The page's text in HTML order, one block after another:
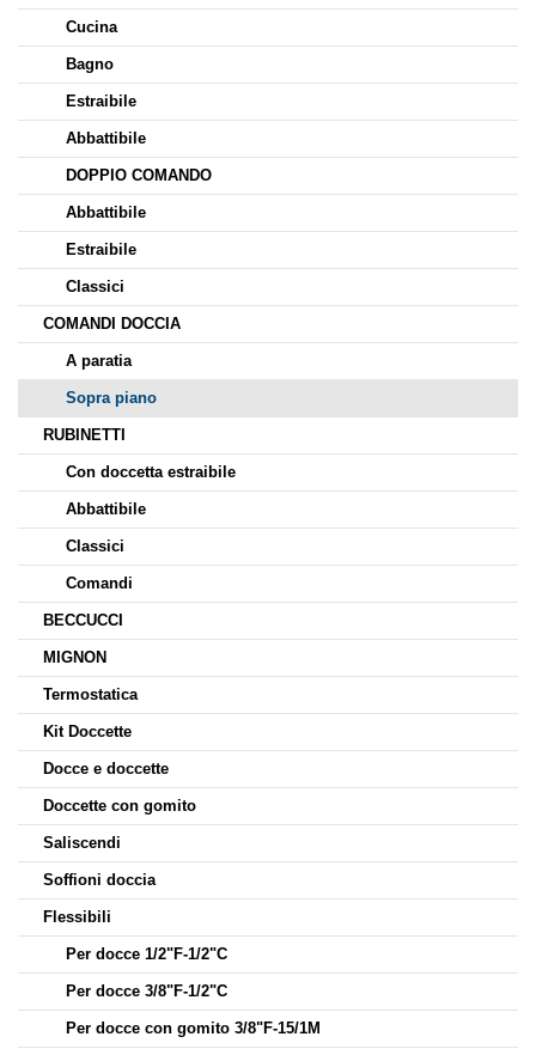
Cucina
Bagno
Estraibile
Abbattibile
DOPPIO COMANDO
Abbattibile
Estraibile
Classici
COMANDI DOCCIA
A paratia
Sopra piano
RUBINETTI
Con doccetta estraibile
Abbattibile
Classici
Comandi
BECCUCCI
MIGNON
Termostatica
Kit Doccette
Docce e doccette
Doccette con gomito
Saliscendi
Soffioni doccia
Flessibili
Per docce 1/2"F-1/2"C
Per docce 3/8"F-1/2"C
Per docce con gomito 3/8"F-15/1M